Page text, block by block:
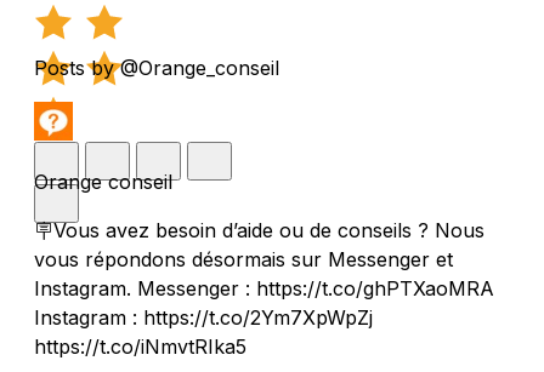
Posts by @Orange_conseil
Orange conseil
🪧Vous avez besoin d’aide ou de conseils ? Nous
vous répondons désormais sur Messenger et
Instagram. Messenger : https://t.co/ghPTXaoMRA
Instagram : https://t.co/2Ym7XpWpZj
https://t.co/iNmvtRIka5